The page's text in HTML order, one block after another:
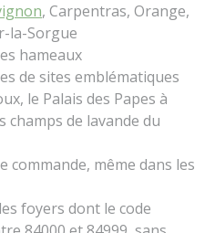
, Carpentras, Orange,
la-Sorgue
hameaux
de sites emblématiques
le Palais des Papes à
champs de lavande du
commande, même dans les
foyers dont le code